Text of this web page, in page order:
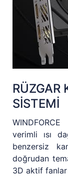
RÜZGAR
SİSTEMİ
verimli ısı
benzersiz
doğrudan
3D aktif